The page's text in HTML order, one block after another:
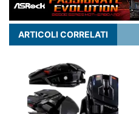
ARTICOLI CORRELATI